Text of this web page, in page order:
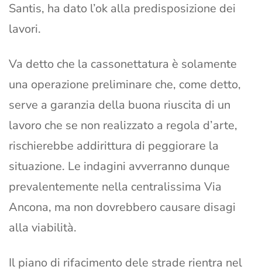
Santis, ha dato l’ok alla predisposizione dei
lavori.
Va detto che la cassonettatura è solamente
una operazione preliminare che, come detto,
serve a garanzia della buona riuscita di un
lavoro che se non realizzato a regola d’arte,
rischierebbe addirittura di peggiorare la
situazione. Le indagini avverranno dunque
prevalentemente nella centralissima Via
Ancona, ma non dovrebbero causare disagi
alla viabilità.
Il piano di rifacimento dele strade rientra nel